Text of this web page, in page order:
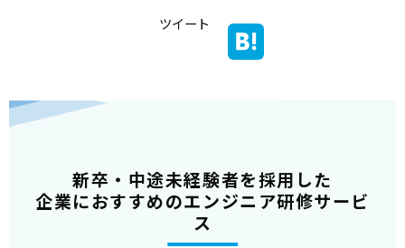
ツイート
新卒・中途未経験者を採用した
企業におすすめのエンジニア研修サービ
ス